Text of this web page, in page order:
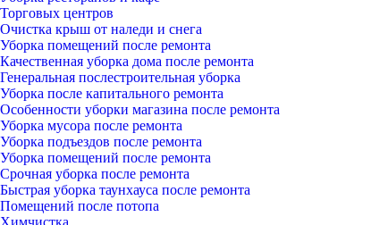
Торговых центров
Очистка крыш от наледи и снега
Уборка помещений после ремонта
Качественная уборка дома после ремонта
Генеральная послестроительная уборка
Уборка после капитального ремонта
Особенности уборки магазина после ремонта
Уборка мусора после ремонта
Уборка подъездов после ремонта
Уборка помещений после ремонта
Срочная уборка после ремонта
Быстрая уборка таунхауса после ремонта
Помещений после потопа
Химчистка